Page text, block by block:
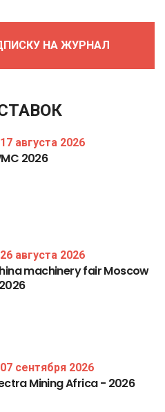
НА ЖУРНАЛ
17 августа 2026
2026
26 августа 2026
machineryfairMoscow
2026
07 сентября 2026
MiningAfrica- 2026